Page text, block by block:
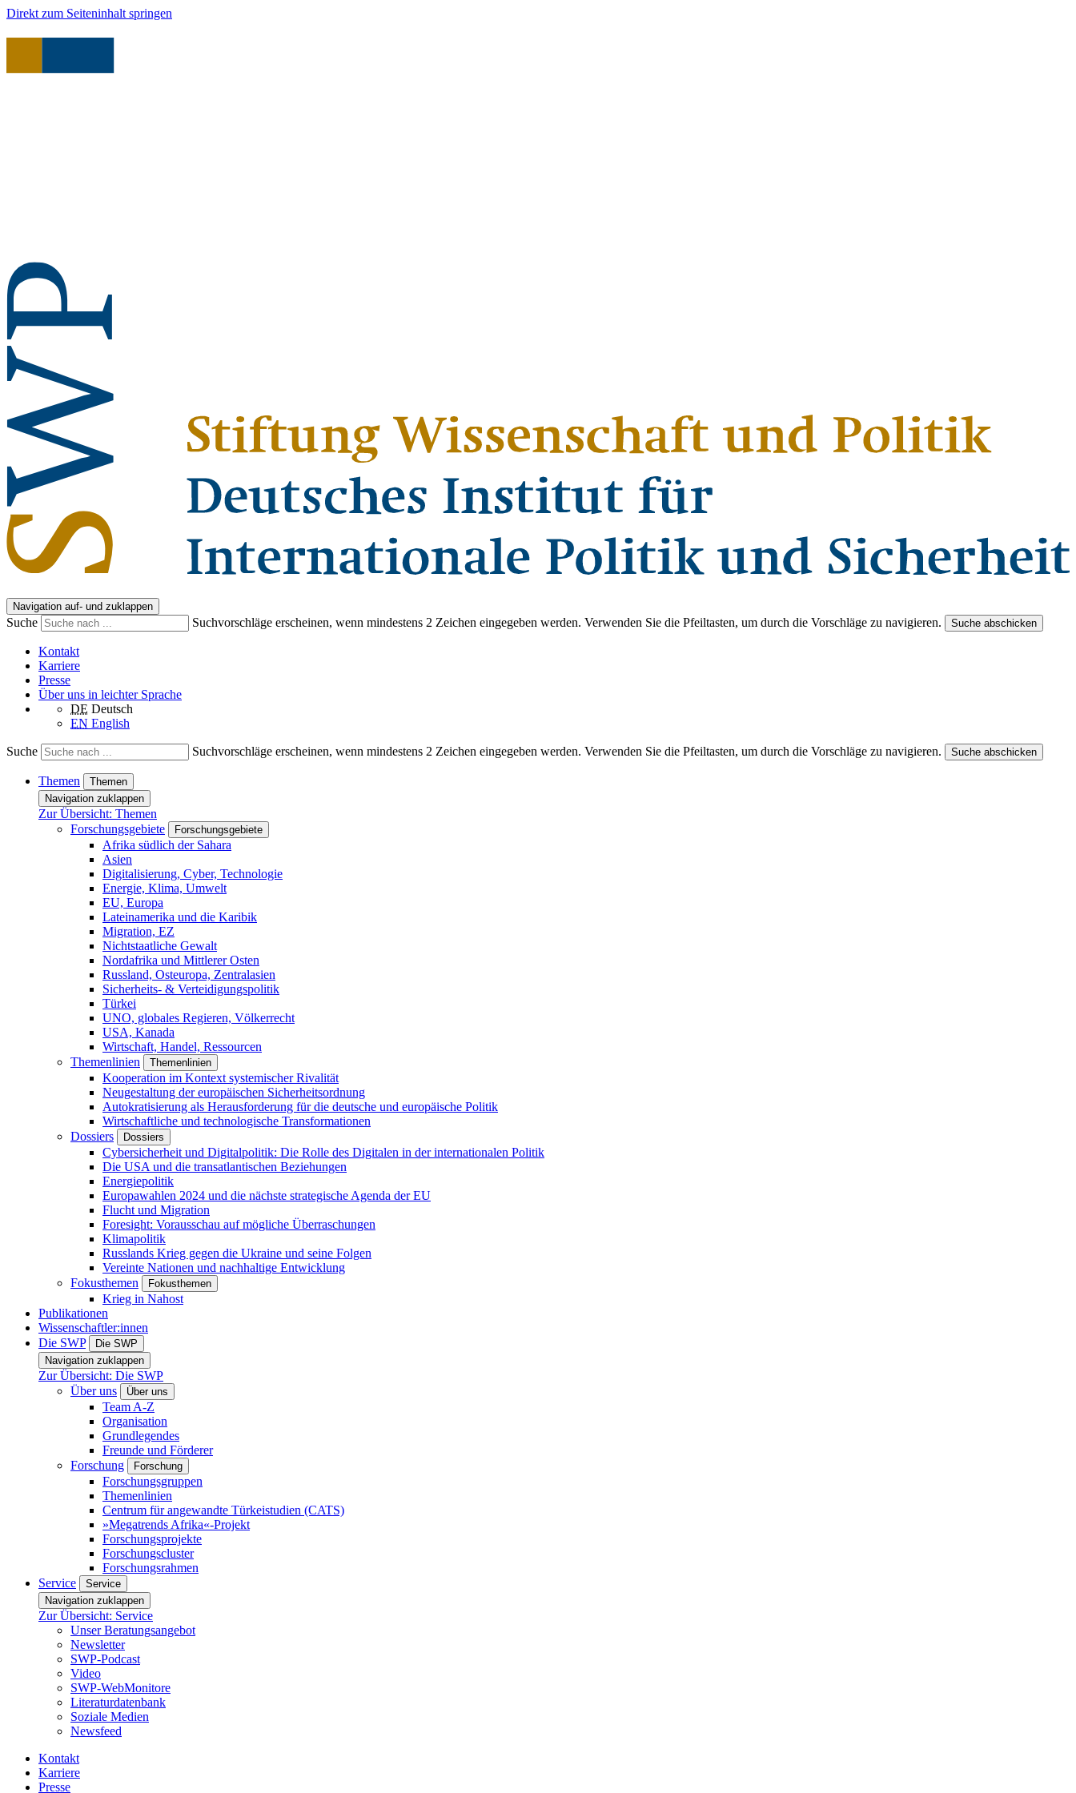
Direkt zum Seiteninhalt springen
Navigation auf- und zuklappen
Suche Suchvorschläge erscheinen, wenn mindestens 2 Zeichen eingegeben werden. Verwenden Sie die Pfeiltasten, um durch die Vorschläge zu navigieren. Suche abschicken
Kontakt
Karriere
Presse
Über uns in leichter Sprache
DE Deutsch
EN English
Suche Suchvorschläge erscheinen, wenn mindestens 2 Zeichen eingegeben werden. Verwenden Sie die Pfeiltasten, um durch die Vorschläge zu navigieren. Suche abschicken
Themen
Themen
Navigation zuklappen
Zur Übersicht: Themen
Forschungsgebiete
Forschungsgebiete
Afrika südlich der Sahara
Asien
Digitalisierung, Cyber, Technologie
Energie, Klima, Umwelt
EU, Europa
Lateinamerika und die Karibik
Migration, EZ
Nichtstaatliche Gewalt
Nordafrika und Mittlerer Osten
Russland, Osteuropa, Zentralasien
Sicherheits- & Verteidigungspolitik
Türkei
UNO, globales Regieren, Völkerrecht
USA, Kanada
Wirtschaft, Handel, Ressourcen
Themenlinien
Themenlinien
Kooperation im Kontext systemischer Rivalität
Neugestaltung der europäischen Sicherheitsordnung
Autokratisierung als Herausforderung für die deutsche und europäische Politik
Wirtschaftliche und technologische Transformationen
Dossiers
Dossiers
Cybersicherheit und Digitalpolitik: Die Rolle des Digitalen in der internationalen Politik
Die USA und die transatlantischen Beziehungen
Energiepolitik
Europawahlen 2024 und die nächste strategische Agenda der EU
Flucht und Migration
Foresight: Vorausschau auf mögliche Überraschungen
Klimapolitik
Russlands Krieg gegen die Ukraine und seine Folgen
Vereinte Nationen und nachhaltige Entwicklung
Fokusthemen
Fokusthemen
Krieg in Nahost
Publikationen
Wissenschaftler:innen
Die SWP
Die SWP
Navigation zuklappen
Zur Übersicht: Die SWP
Über uns
Über uns
Team A-Z
Organisation
Grundlegendes
Freunde und Förderer
Forschung
Forschung
Forschungsgruppen
Themenlinien
Centrum für angewandte Türkeistudien (CATS)
»Megatrends Afrika«-Projekt
Forschungsprojekte
Forschungscluster
Forschungsrahmen
Service
Service
Navigation zuklappen
Zur Übersicht: Service
Unser Beratungsangebot
Newsletter
SWP-Podcast
Video
SWP-WebMonitore
Literaturdatenbank
Soziale Medien
Newsfeed
Kontakt
Karriere
Presse